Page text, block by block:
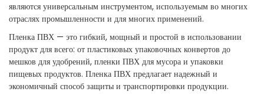
являются универсальным инструментом, используемым во многих
отраслях промышленности и для многих применений.
Пленка ПВХ — это гибкий, мощный и простой в использовании
продукт для всего: от пластиковых упаковочных конвертов до
мешков для удобрений, пленки ПВХ для мусора и упаковки
пищевых продуктов. Пленка ПВХ предлагает надежный и
экономичный способ защиты и транспортировки продукции.